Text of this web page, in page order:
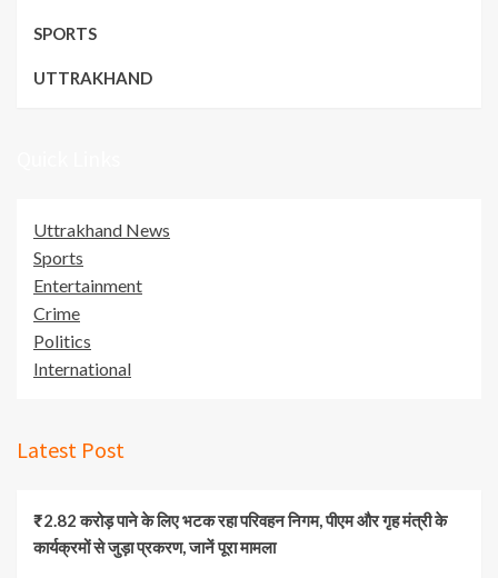
SPORTS
UTTRAKHAND
Uttrakhand News
Sports
Entertainment
Crime
Politics
International
Latest Post
₹2.82 करोड़ पाने के लिए भटक रहा परिवहन निगम, पीएम और गृह मंत्री के
कार्यक्रमों से जुड़ा प्रकरण, जानें पूरा मामला